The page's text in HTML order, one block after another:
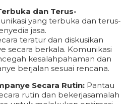
dan Terus-
yang terbuka dan terus-
jasa.
teratur dan diskusikan
secara berkala. Komunikasi
kesalahpahaman dan
berjalan sesuai rencana.
Secara Rutin: Pantau
rutin dan bekerjasamalah